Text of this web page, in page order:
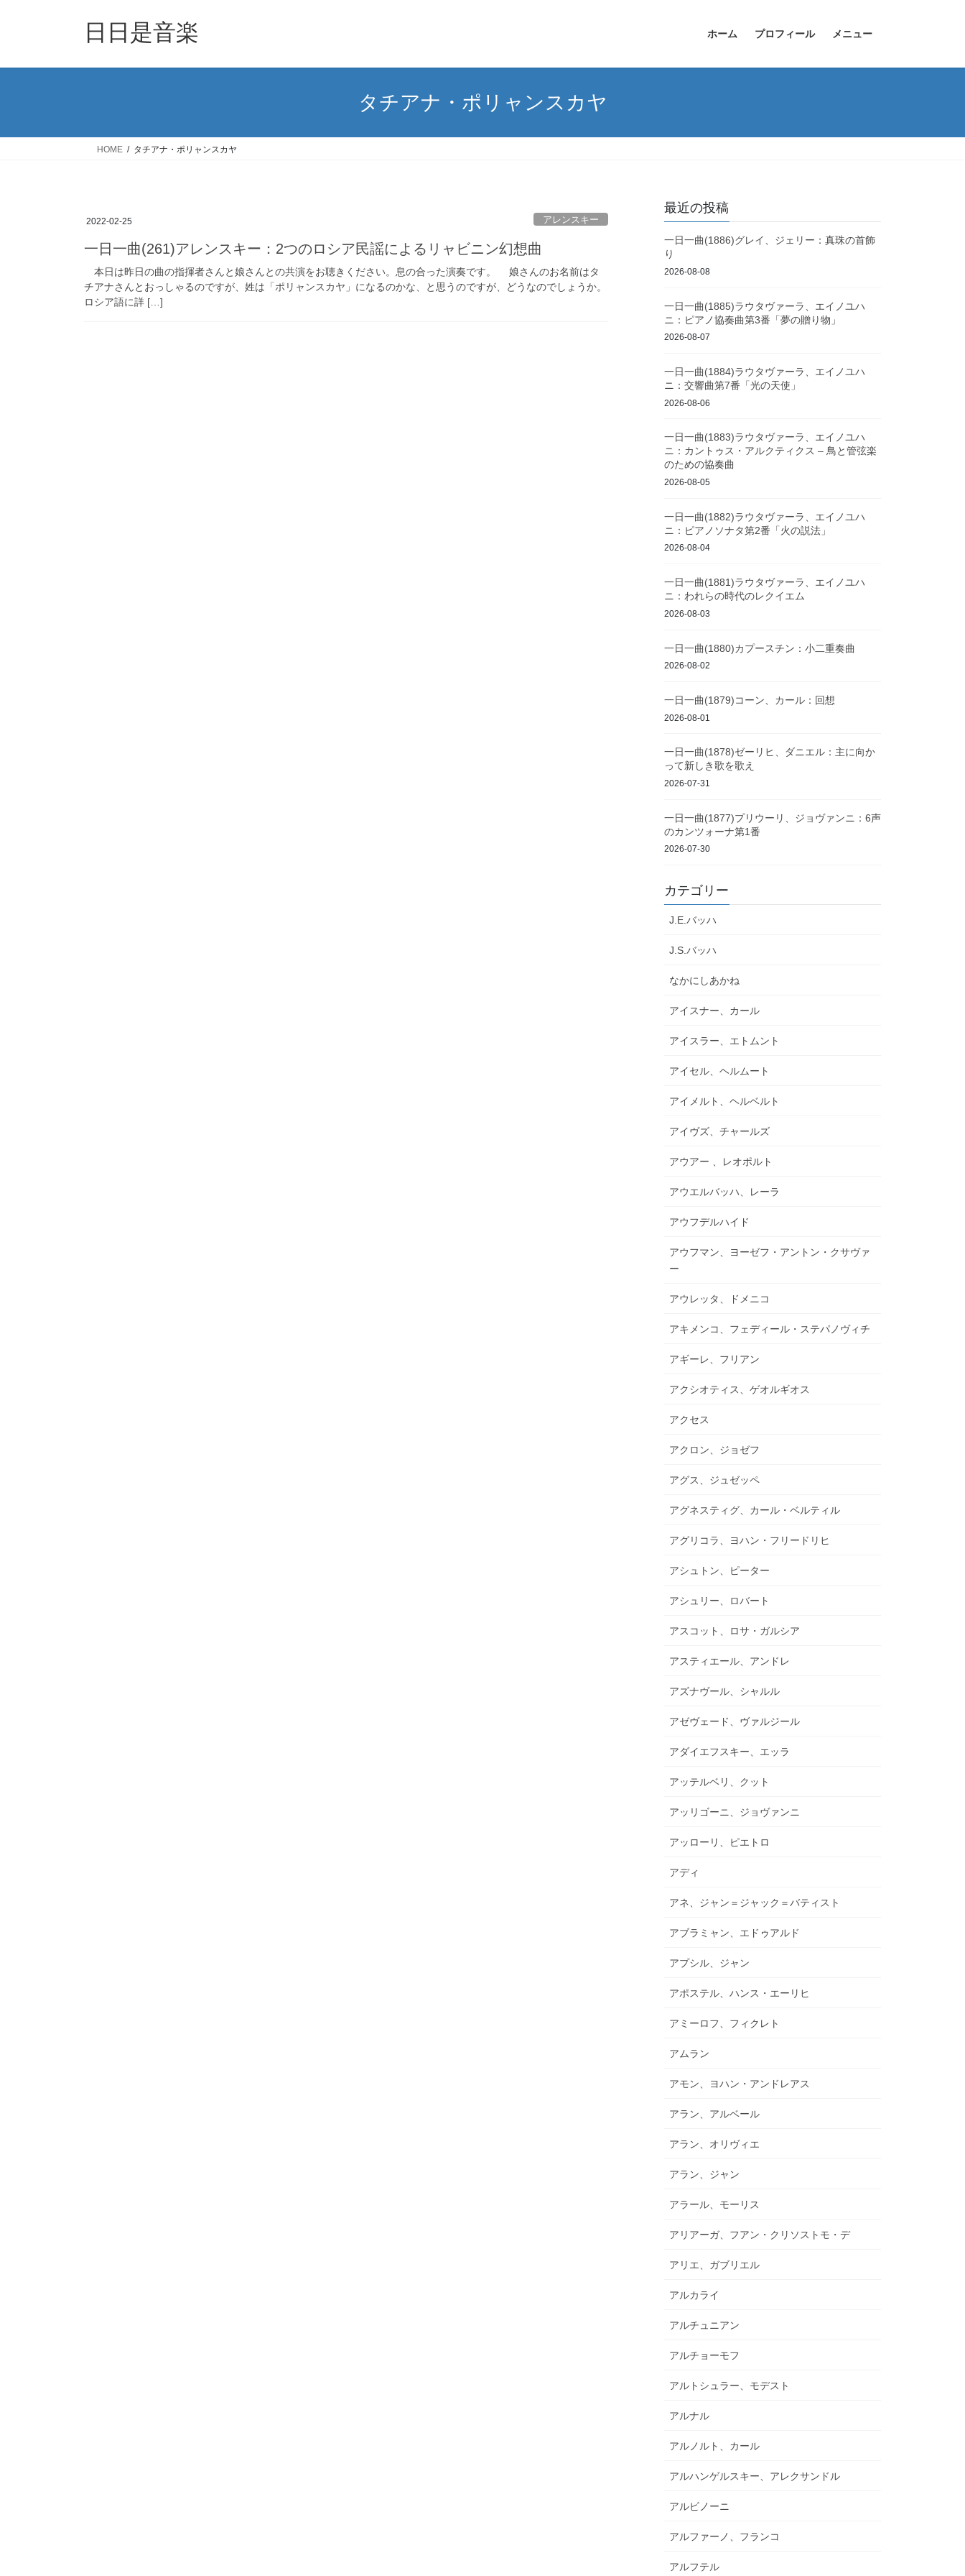
日日是音楽 ホーム プロフィール メニュー
タチアナ・ポリャンスカヤ
HOME タチアナ・ポリャンスカヤ
2022-02-25 アレンスキー
一日一曲(261)アレンスキー：2つのロシア民謡によるリャビニン幻想曲
本日は昨日の曲の指揮者さんと娘さんとの共演をお聴きください。息の合った演奏です。 娘さんのお名前はタ
チアナさんとおっしゃるのですが、姓は「ポリャンスカヤ」になるのかな、と思うのですが、どうなのでしょうか。
ロシア語に詳 […]
最近の投稿
一日一曲(1886)グレイ、ジェリー：真珠の首飾
り
2026-08-08
一日一曲(1885)ラウタヴァーラ、エイノユハ
ニ：ピアノ協奏曲第3番「夢の贈り物」
2026-08-07
一日一曲(1884)ラウタヴァーラ、エイノユハ
ニ：交響曲第7番「光の天使」
2026-08-06
一日一曲(1883)ラウタヴァーラ、エイノユハ
ニ：カントゥス・アルクティクス – 鳥と管弦楽
のための協奏曲
2026-08-05
一日一曲(1882)ラウタヴァーラ、エイノユハ
ニ：ピアノソナタ第2番「火の説法」
2026-08-04
一日一曲(1881)ラウタヴァーラ、エイノユハ
ニ：われらの時代のレクイエム
2026-08-03
一日一曲(1880)カプースチン：小二重奏曲
2026-08-02
一日一曲(1879)コーン、カール：回想
2026-08-01
一日一曲(1878)ゼーリヒ、ダニエル：主に向か
って新しき歌を歌え
2026-07-31
一日一曲(1877)プリウーリ、ジョヴァンニ：6声
のカンツォーナ第1番
2026-07-30
カテゴリー
J.E.バッハ
J.S.バッハ
なかにしあかね
アイスナー、カール
アイスラー、エトムント
アイセル、ヘルムート
アイメルト、ヘルベルト
アイヴズ、チャールズ
アウアー 、レオポルト
アウエルバッハ、レーラ
アウフデルハイド
アウフマン、ヨーゼフ・アントン・クサヴァ
ー
アウレッタ、ドメニコ
アキメンコ、フェディール・ステパノヴィチ
アギーレ、フリアン
アクシオティス、ゲオルギオス
アクセス
アクロン、ジョゼフ
アグス、ジュゼッペ
アグネスティグ、カール・ベルティル
アグリコラ、ヨハン・フリードリヒ
アシュトン、ピーター
アシュリー、ロバート
アスコット、ロサ・ガルシア
アスティエール、アンドレ
アズナヴール、シャルル
アゼヴェード、ヴァルジール
アダイエフスキー、エッラ
アッテルベリ、クット
アッリゴーニ、ジョヴァンニ
アッローリ、ピエトロ
アディ
アネ、ジャン＝ジャック＝バティスト
アブラミャン、エドゥアルド
アプシル、ジャン
アポステル、ハンス・エーリヒ
アミーロフ、フィクレト
アムラン
アモン、ヨハン・アンドレアス
アラン、アルベール
アラン、オリヴィエ
アラン、ジャン
アラール、モーリス
アリアーガ、フアン・クリソストモ・デ
アリエ、ガブリエル
アルカライ
アルチュニアン
アルチョーモフ
アルトシュラー、モデスト
アルナル
アルノルト、カール
アルハンゲルスキー、アレクサンドル
アルビノーニ
アルファーノ、フランコ
アルフテル